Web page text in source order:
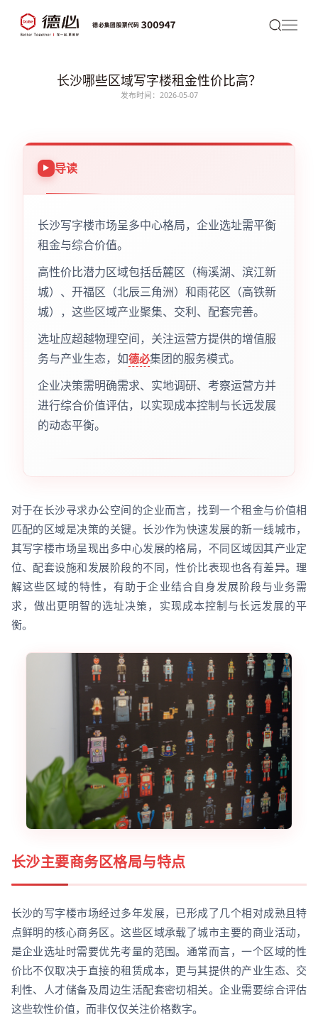
长沙哪些区域写字楼租金性价比高？
发布时间：2026-05-07
导读
长沙写字楼市场呈多中心格局，企业选址需平衡
租金与综合价值。
高性价比潜力区域包括岳麓区（梅溪湖、滨江新
城）、开福区（北辰三角洲）和雨花区（高铁新
城），这些区域产业聚集、交利、配套完善。
选址应超越物理空间，关注运营方提供的增值服
务与产业生态，如德必集团的服务模式。
企业决策需明确需求、实地调研、考察运营方并
进行综合价值评估，以实现成本控制与长远发展
的动态平衡。
对于在长沙寻求办公空间的企业而言，找到一个租金与价值相
匹配的区域是决策的关键。长沙作为快速发展的新一线城市，
其写字楼市场呈现出多中心发展的格局，不同区域因其产业定
位、配套设施和发展阶段的不同，性价比表现也各有差异。理
解这些区域的特性，有助于企业结合自身发展阶段与业务需
求，做出更明智的选址决策，实现成本控制与长远发展的平
衡。
长沙主要商务区格局与特点
长沙的写字楼市场经过多年发展，已形成了几个相对成熟且特
点鲜明的核心商务区。这些区域承载了城市主要的商业活动，
是企业选址时需要优先考量的范围。通常而言，一个区域的性
价比不仅取决于直接的租赁成本，更与其提供的产业生态、交
利性、人才储备及周边生活配套密切相关。企业需要综合评估
这些软性价值，而非仅仅关注价格数字。